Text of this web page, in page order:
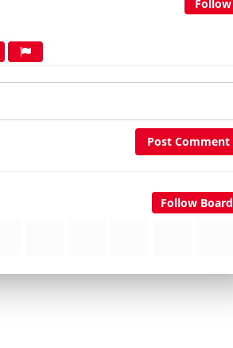
Follow
Post Comment
Follow Board